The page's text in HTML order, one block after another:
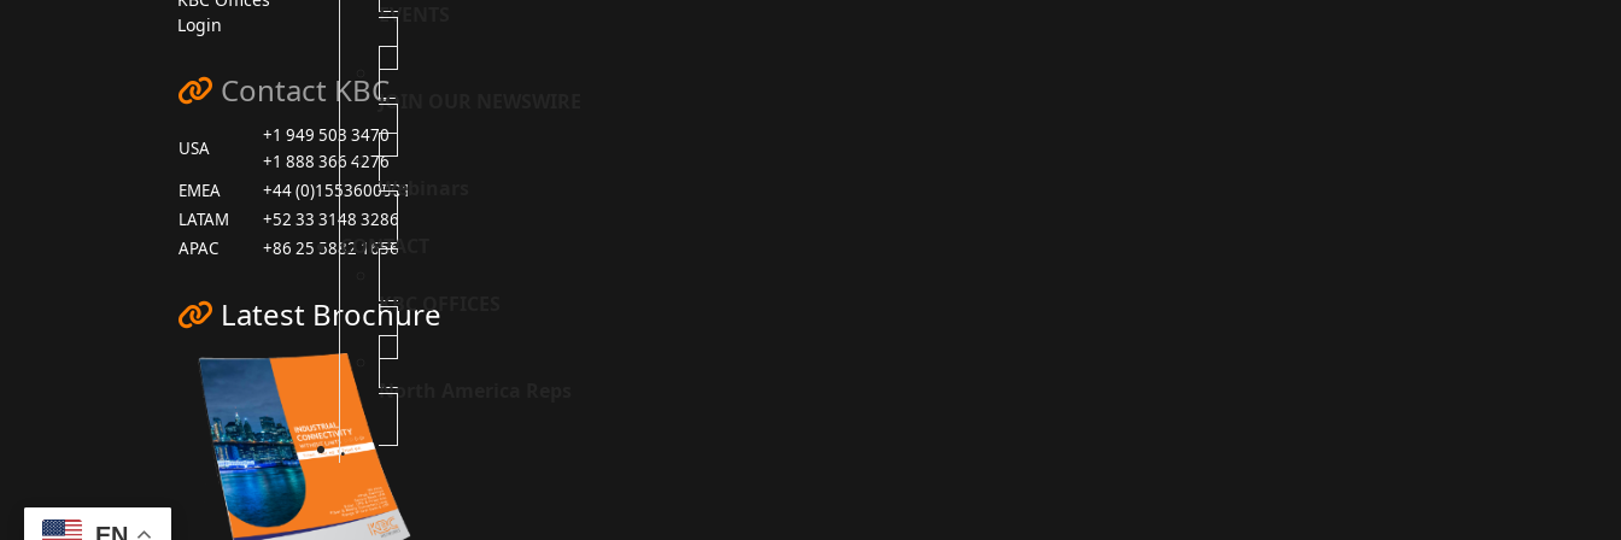
EVENTS
JOIN OUR NEWSWIRE
Webinars
CONTACT
KBC OFFICES
North America Reps
.
Login
Contact KBC
USA
+1 949 503 3470
+1 888 366 4276
EMEA
+44 (0)1553600001
LATAM
+52 33 3148 3286
APAC
+86 25 5882 1656
Latest Brochure